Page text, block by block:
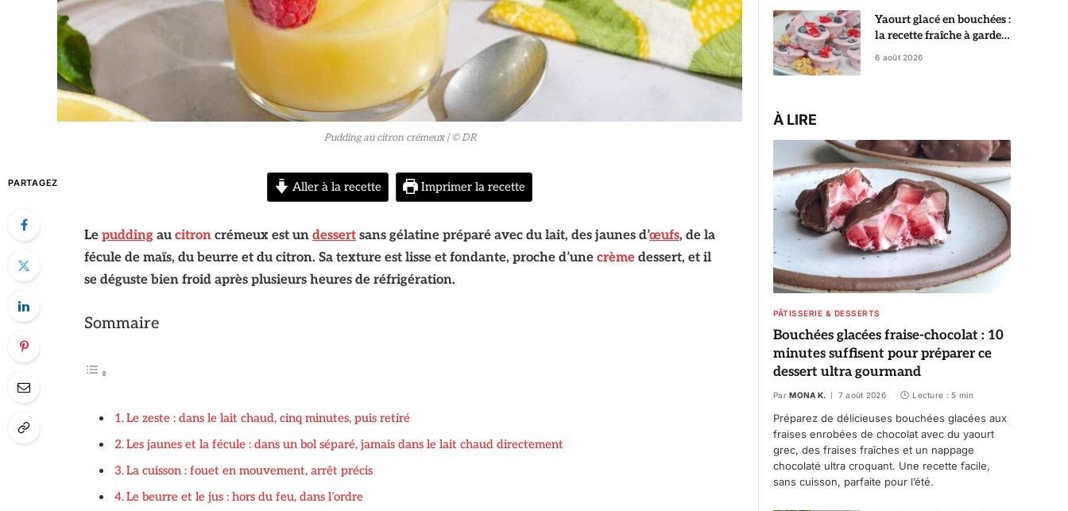
Pudding au citron crémeux | © DR
PARTAGEZ Aller à la recette Imprimer la recette
Le puddingau citroncrémeux est un dessertsans gélatine préparé avec du lait, des jaunes d’œufs, de la
fécule de maïs, du beurre et du citron. Sa texture est lisse et fondante, proche d’une crèmedessert, et il
se déguste bien froid après plusieurs heures de réfrigération.
Sommaire
Le zeste : dans le lait chaud, cinq minutes, puis retiré
Les jaunes et la fécule : dans un bol séparé, jamais dans le lait chaud directement
La cuisson : fouet en mouvement, arrêt précis
Le beurre et le jus : hors du feu, dans l’ordre
Yaourt glacé en bouchées :
la recette fraîche à garder
au congélateur
6 août 2026
À LIRE
PÂTISSERIE & DESSERTS
Bouchées glacées fraise-chocolat : 10
minutes suffisent pour préparer ce
dessert ultra gourmand
Par MONA K. 7 août 2026 Lecture : 5 min
Préparez de délicieuses bouchées glacées aux
fraises enrobées de chocolat avec du yaourt
grec, des fraises fraîches et un nappage
chocolaté ultra croquant. Une recette facile,
sans cuisson, parfaite pour l’été.